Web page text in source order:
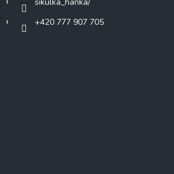
+420 777 907 705